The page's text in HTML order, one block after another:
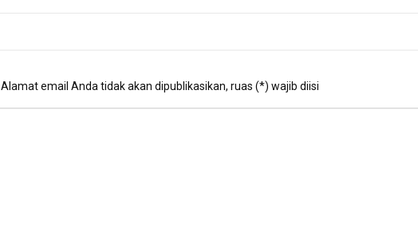
Alamat email Anda tidak akan dipublikasikan, ruas (*) wajib diisi